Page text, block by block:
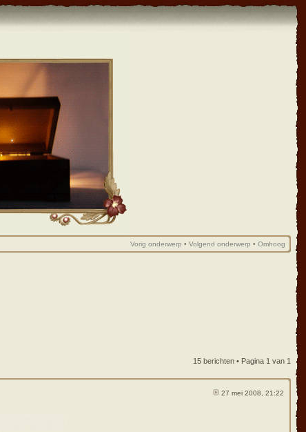
Omhoog
Volgend onderwerp •
Vorig onderwerp •
15 berichten • Pagina 1 van 1
27 mei 2008, 21:22